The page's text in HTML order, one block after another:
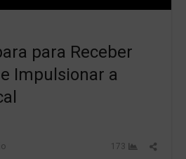
para Receber
Impulsionar a
173
Share